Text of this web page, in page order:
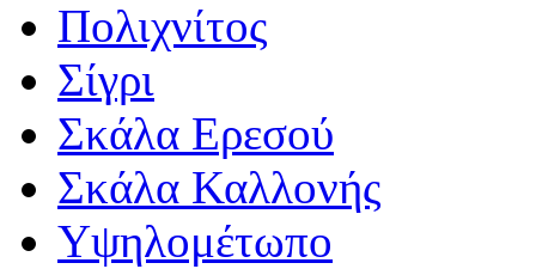
Πολιχνίτος
Σίγρι
Σκάλα Ερεσού
Σκάλα Καλλονής
Υψηλομέτωπο